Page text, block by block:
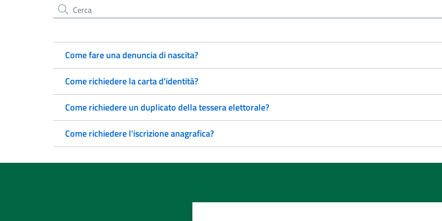
Cerca nel sito
Come fare una denuncia di nascita?
Come richiedere la carta d'identità?
Come richiedere un duplicato della tessera elettorale?
Come richiedere l'iscrizione anagrafica?